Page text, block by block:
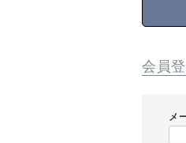
会員
メ